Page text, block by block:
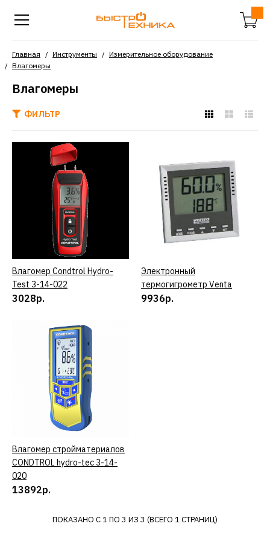
Главная Инструменты
Измерительное оборудование
Влагомеры
Влагомеры
ФИЛЬТР
Влагомер Condtrol Hydro-
Test 3-14-022
3028р.
ДОБАВИТЬ К СРАВНЕНИЮ
ДОБАВИТЬ В ПОЖЕЛАНИЯ
стройматериалов
КУПИТЬ
Влагомер Condtrol Hydro-
Test 3-14-022
3028р.
КУПИТЬ
Электронный
термогигрометр Venta
9936р.
КУПИТЬ
Влагомер стройматериалов
CONDTROL hydro-tec 3-14-
020
13892р.
ПОКАЗАНО С 1 ПО 3 ИЗ 3 (ВСЕГО 1 СТРАНИЦ)